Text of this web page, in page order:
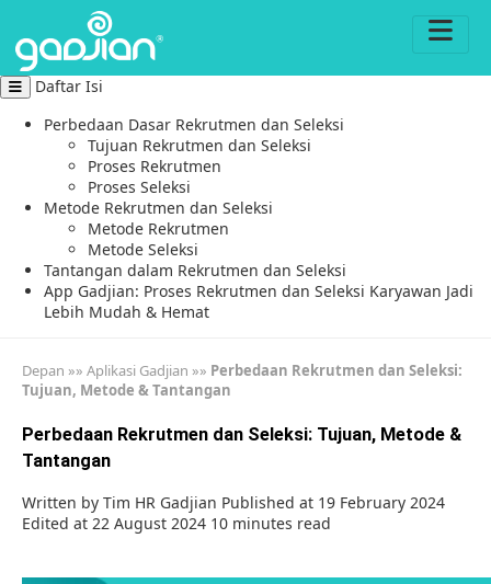
Daftar Isi
Perbedaan Dasar Rekrutmen dan Seleksi
Tujuan Rekrutmen dan Seleksi
Proses Rekrutmen
Proses Seleksi
Metode Rekrutmen dan Seleksi
Metode Rekrutmen
Metode Seleksi
Tantangan dalam Rekrutmen dan Seleksi
App Gadjian: Proses Rekrutmen dan Seleksi Karyawan Jadi
Lebih Mudah & Hemat
Depan »» Aplikasi Gadjian »» Perbedaan Rekrutmen dan Seleksi:
Tujuan, Metode & Tantangan
Perbedaan Rekrutmen dan Seleksi: Tujuan, Metode &
Tantangan
Written by Tim HR Gadjian Published at 19 February 2024
Edited at 22 August 2024 10 minutes read